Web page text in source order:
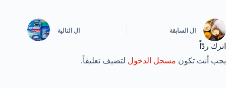
ال السابقة ال التالية
اترك ردّاً
يجب أنت تكون مسجل الدخول لتضيف تعليقاً.